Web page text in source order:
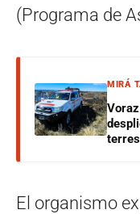
(Programa de
MIRÁ
El organismo